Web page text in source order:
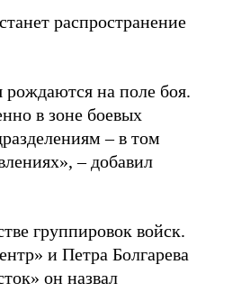
распространение
рождаются на поле боя.
в зоне боевых
– в том
– добавил
группировок войск.
и Петра Болгарева
он назвал